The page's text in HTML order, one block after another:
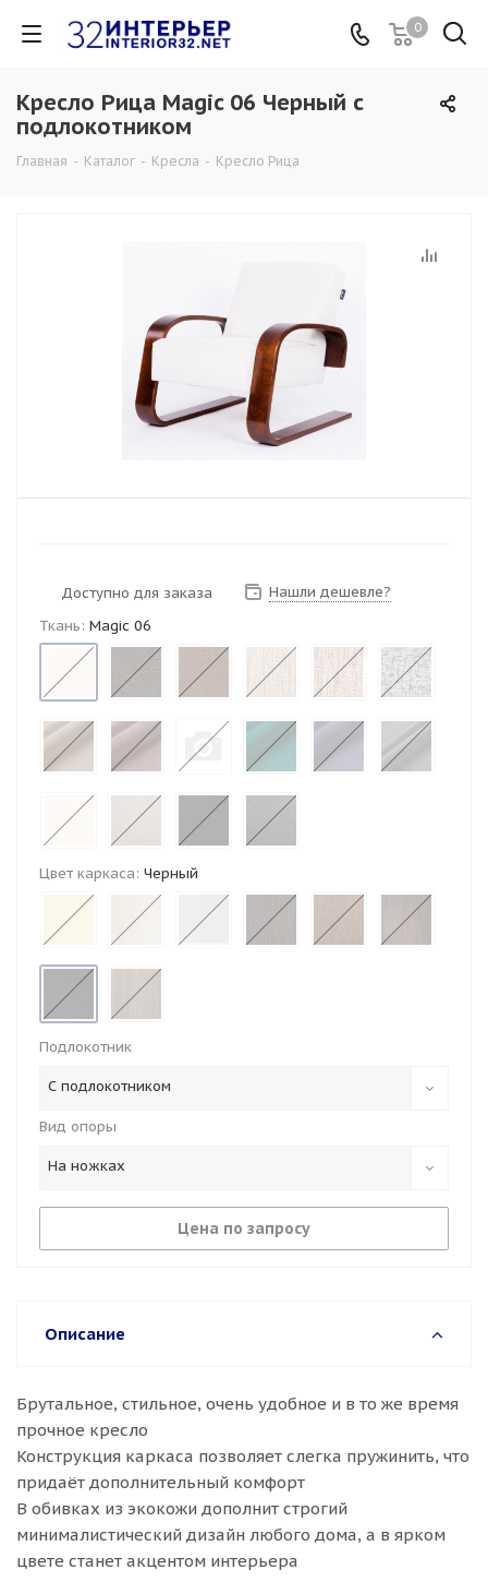
0
Кресло Рица Magic 06 Черный с
подлокотником
Главная - Каталог - Кресла - Кресло Рица
Доступно для заказа
Нашли дешевле?
Ткань: Magic 06
Цвет каркаса: Черный
Подлокотник
С подлокотником
Вид опоры
На ножках
Цена по запросу
Описание
Брутальное, стильное, очень удобное и в то же время
прочное кресло
Конструкция каркаса позволяет слегка пружинить, что
придаёт дополнительный комфорт
В обивках из экокожи дополнит строгий
минималистический дизайн любого дома, а в ярком
цвете станет акцентом интерьера